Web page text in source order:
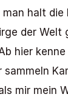
halt
der Welt
hier
mir mein